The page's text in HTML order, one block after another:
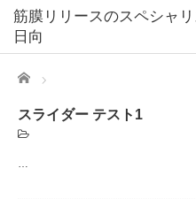
筋膜リリースのスペシャ
日向
Home
スライダー テスト1
…